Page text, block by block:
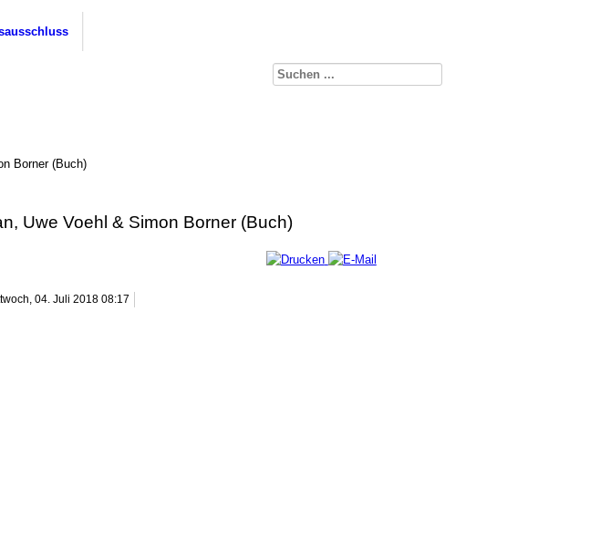
Borner (Buch)
Uwe Voehl & Simon Borner (Buch)
04. Juli 2018 08:17